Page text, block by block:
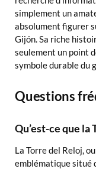
simplement un
absolument figurer
Gijón. Sa riche
seulement un point
symbole durable du
Questions
Qu’est-ce que la
La Torre del Reloj,
emblématique situé